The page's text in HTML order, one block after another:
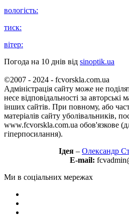
вологість:
тиск:
вітер:
Погода на 10 днів від sinoptik.ua
©2007 - 2024 - fcvorskla.com.ua
Адміністрація сайту може не
несе відповідальності за авторські
інших сайтів. При повному, або
матеріалів сайту уболівальників,
www.fcvorskla.com.ua обов'язкове
гіперпосилання).
Ідея – Олександр
E-mail:
Ми в соціальних мережах